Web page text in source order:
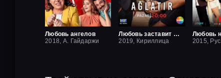
Любовь ангелов
2018, А. Гайдаржи
Любовь заставит плакать
2019, Кириллица
Любовь